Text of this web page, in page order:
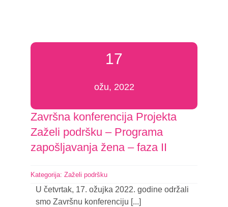
17
ožu, 2022
Završna konferencija Projekta
Zaželi podršku – Programa
zapošljavanja žena – faza II
Kategorija: Zaželi podršku
U četvrtak, 17. ožujka 2022. godine održali
smo Završnu konferenciju [...]